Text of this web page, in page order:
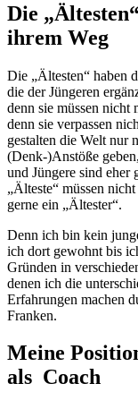
Die
ihrem Weg
Die „Ältesten“ haben
die der Jüngeren
denn sie müssen nicht
denn sie verpassen
gestalten die Welt nur
(Denk-)Anstöße
und Jüngere sind eher
„Älteste“ müssen
gerne ein „Ältester“.
Denn ich bin kein
ich dort gewohnt bis
Gründen in
denen ich die
Erfahrungen machen
Franken.
Meine
als Coach